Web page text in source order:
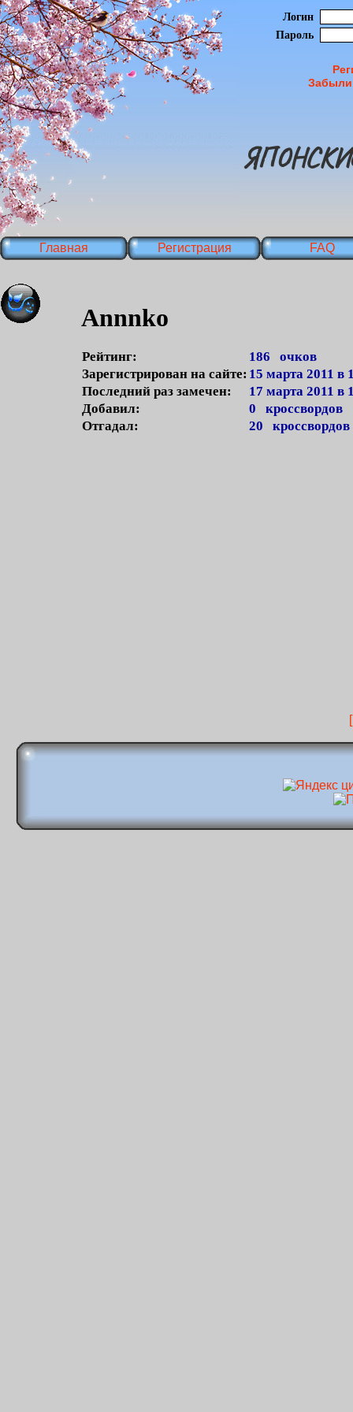
Логин
Пароль
Главная Регистрация FAQ
Annnko
Рейтинг:
186 очков
Зарегистрирован на сайте: 15 марта 2011 в
Последний раз замечен:
17 марта 2011 в
Добавил:
0 кроссвордов
Отгадал:
20 кроссвордов